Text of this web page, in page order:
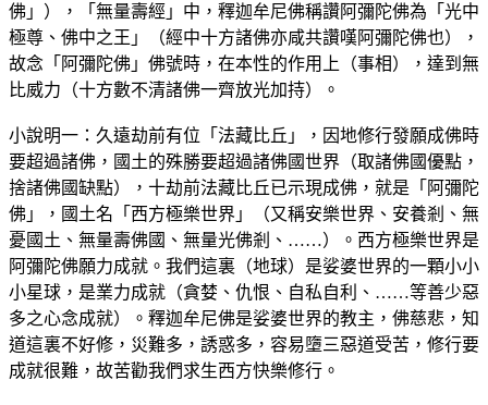
佛」），「無量壽經」中，釋迦牟尼佛稱讚阿彌陀佛為「光中
極尊、佛中之王」（經中十方諸佛亦咸共讚嘆阿彌陀佛也），
故念「阿彌陀佛」佛號時，在本性的作用上（事相），達到無
比威力（十方數不清諸佛一齊放光加持）。
小說明一：久遠劫前有位「法藏比丘」，因地修行發願成佛時
要超過諸佛，國土的殊勝要超過諸佛國世界（取諸佛國優點，
捨諸佛國缺點），十劫前法藏比丘已示現成佛，就是「阿彌陀
佛」，國土名「西方極樂世界」（又稱安樂世界、安養剎、無
憂國土、無量壽佛國、無量光佛剎、……）。西方極樂世界是
阿彌陀佛願力成就。我們這裏（地球）是娑婆世界的一顆小小
小星球，是業力成就（貪婪、仇恨、自私自利、……等善少惡
多之心念成就）。釋迦牟尼佛是娑婆世界的教主，佛慈悲，知
道這裏不好修，災難多，誘惑多，容易墮三惡道受苦，修行要
成就很難，故苦勸我們求生西方快樂修行。